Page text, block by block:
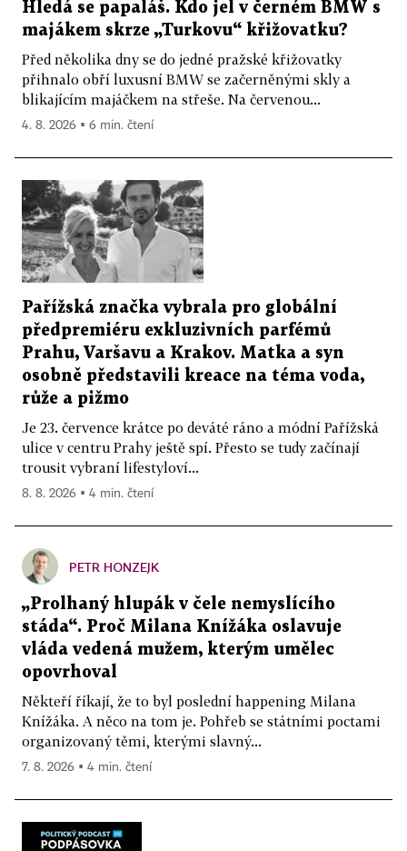
Hledá se papaláš. Kdo jel v černém BMW s
majákem skrze „Turkovu“ křižovatku?
Před několika dny se do jedné pražské křižovatky
přihnalo obří luxusní BMW se začerněnými skly a
blikajícím majáčkem na střeše. Na červenou...
4. 8. 2026 ▪ 6 min. čtení
Pařížská značka vybrala pro globální
předpremiéru exkluzivních parfémů
Prahu, Varšavu a Krakov. Matka a syn
osobně představili kreace na téma voda,
růže a pižmo
Je 23. července krátce po deváté ráno a módní Pařížská
ulice v centru Prahy ještě spí. Přesto se tudy začínají
trousit vybraní lifestyloví...
8. 8. 2026 ▪ 4 min. čtení
PETR HONZEJK
„Prolhaný hlupák v čele nemyslícího
stáda“. Proč Milana Knížáka oslavuje
vláda vedená mužem, kterým umělec
opovrhoval
Někteří říkají, že to byl poslední happening Milana
Knížáka. A něco na tom je. Pohřeb se státními poctami
organizovaný těmi, kterými slavný...
7. 8. 2026 ▪ 4 min. čtení